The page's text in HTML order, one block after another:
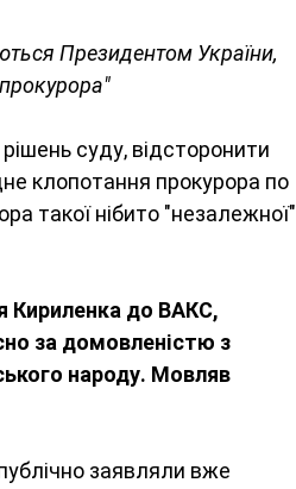
Президентом України,
суду, відсторонити
клопотання прокурора по
такої нібито "незалежної"
Кириленка до ВАКС,
за домовленістю з
народу. Мовляв
заявляли вже